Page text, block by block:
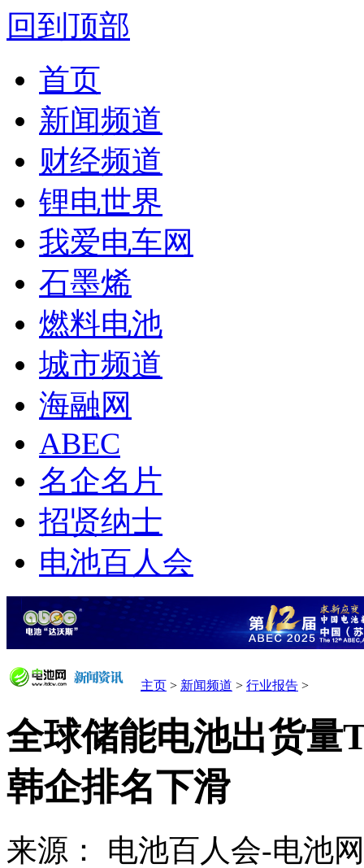
回到顶部
首页
新闻频道
财经频道
锂电世界
我爱电车网
石墨烯
燃料电池
城市频道
海融网
ABEC
名企名片
招贤纳士
电池百人会
主页 > 新闻频道 > 行业报告 >
全球储能电池出货量
韩企排名下滑
来源： 电池百人会-电池